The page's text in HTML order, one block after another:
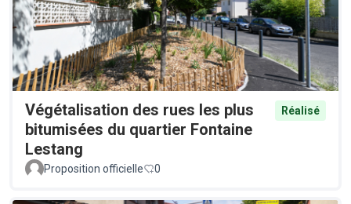
Végétalisation des rues les plus
bitumisées du quartier Fontaine
Lestang
Réalisé
Proposition officielle 0